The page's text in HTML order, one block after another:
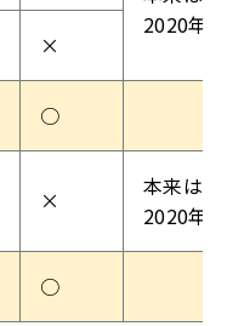
2020年9
×
○
×
本来は利
2020年9
○